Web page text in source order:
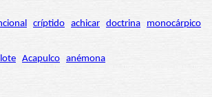
críptido achicar doctrina monocárpico
Acapulco anémona